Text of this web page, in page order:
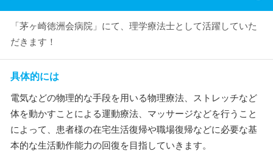
「茅ヶ崎徳洲会病院」にて、理学療法士として活躍していた
だきます！
具体的には
電気などの物理的な手段を用いる物理療法、ストレッチなど
体を動かすことによる運動療法、マッサージなどを行うこと
によって、患者様の在宅生活復帰や職場復帰などに必要な基
本的な生活動作能力の回復を目指していきます。